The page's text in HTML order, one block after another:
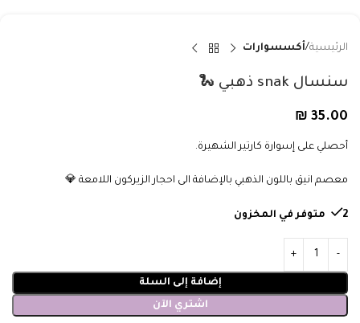
الرئيسية أكسسوارات
سنسال snak ذهبي 🐍
₪ 35.00
أحصلي على إسوارة كارتير الشهيرة.
معصم انيق باللون الذهبي بالإضافة الى احجار الزيركون اللامعة 💎
2 متوفر في المخزون
إضافة إلى السلة
اشتري الآن